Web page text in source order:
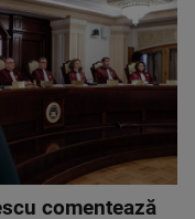
comentează